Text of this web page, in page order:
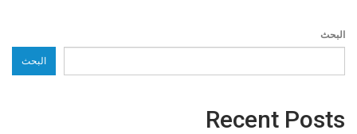
البحث
البحث
Recent Posts